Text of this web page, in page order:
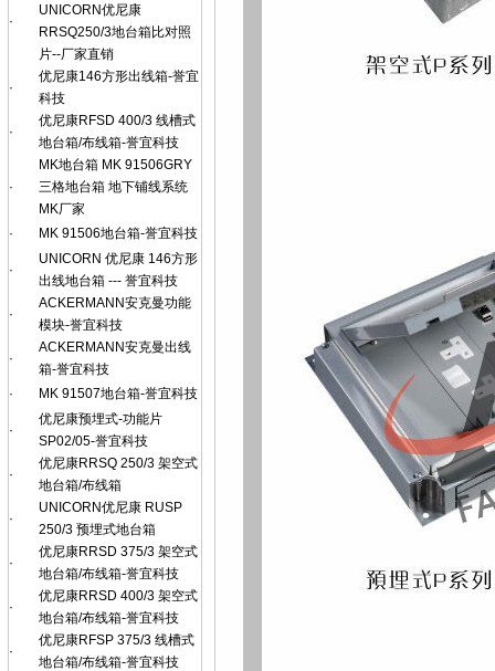
·
UNICORN优尼康
RRSQ250/3地台箱比对照
片--厂家直销
·
优尼康146方形出线箱-誉宜
科技
·
优尼康RFSD 400/3 线槽式
地台箱/布线箱-誉宜科技
·
MK地台箱 MK 91506GRY
三格地台箱 地下铺线系统
MK厂家
·
MK 91506地台箱-誉宜科技
·
UNICORN 优尼康 146方形
出线地台箱 --- 誉宜科技
·
ACKERMANN安克曼功能
模块-誉宜科技
·
ACKERMANN安克曼出线
箱-誉宜科技
·
MK 91507地台箱-誉宜科技
·
优尼康预埋式-功能片
SP02/05-誉宜科技
·
优尼康RRSQ 250/3 架空式
地台箱/布线箱
·
UNICORN优尼康 RUSP
250/3 预埋式地台箱
·
优尼康RRSD 375/3 架空式
地台箱/布线箱-誉宜科技
·
优尼康RRSD 400/3 架空式
地台箱/布线箱-誉宜科技
·
优尼康RFSP 375/3 线槽式
地台箱/布线箱-誉宜科技